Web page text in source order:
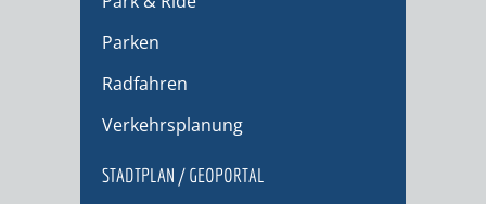
Parken
Radfahren
Verkehrsplanung
STADTPLAN / GEOPORTAL